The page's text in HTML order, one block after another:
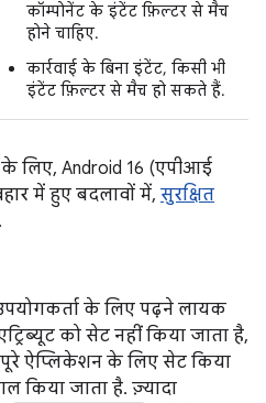
कॉम्पोनेंट के इंटेंट फ़िल्टर से मैच
होने चाहिए.
कार्रवाई के बिना इंटेंट, किसी भी
इंटेंट फ़िल्टर से मैच हो सकते हैं.
के लिए, Android 16 (एपीआई
में हुए बदलावों में, सुरक्षित
के लिए पढ़ने लायक
को सेट नहीं किया जाता है,
ऐप्लिकेशन के लिए सेट किया
किया जाता है. ज़्यादा